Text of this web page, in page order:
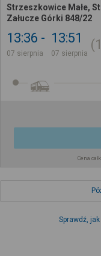
Strzeszkowice Małe,
Załucze Górki 848/22
13:36
07 sierpnia
13:51
07 sierpnia
Cena
Sprawdź,